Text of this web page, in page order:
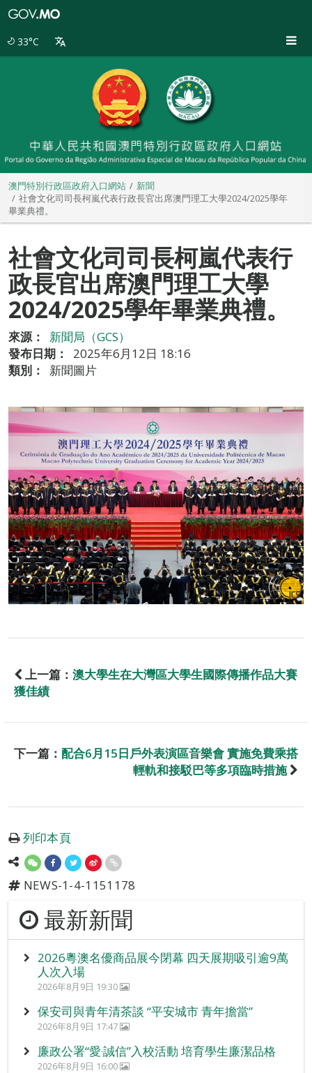
33°C
澳門特別行政區政府入口網站
新聞
社會文化司司長柯嵐代表行政長官出席澳門理工大學2024/2025學年
畢業典禮。
社會文化司司長柯嵐代表行
政長官出席澳門理工大學
2024/2025學年畢業典禮。
來源：
新聞局（GCS）
發布日期：
2025年6月12日 18:16
類別：
新聞圖片
上一篇： 澳大學生在大灣區大學生國際傳播作品大賽
獲佳績
下一篇： 配合6月15日戶外表演區音樂會 實施免費乘搭
輕軌和接駁巴等多項臨時措施
列印本頁
NEWS-1-4-1151178
最新新聞
2026粵澳名優商品展今閉幕 四天展期吸引逾9萬
人次入場
2026年8月9日 19:30
保安司與青年清茶談 “平安城市 青年擔當”
2026年8月9日 17:47
廉政公署“愛‧誠信”入校活動 培育學生廉潔品格
2026年8月9日 16:00